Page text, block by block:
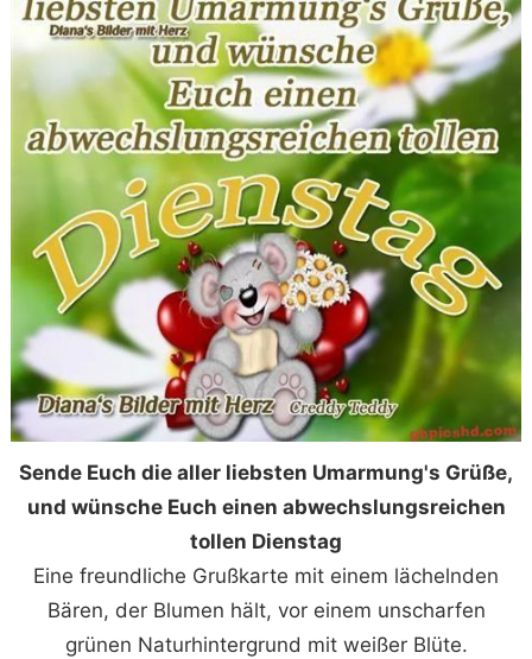
Sende Euch die aller liebsten Umarmung's Grüße,
und wünsche Euch einen abwechslungsreichen
tollen Dienstag
Eine freundliche Grußkarte mit einem lächelnden
Bären, der Blumen hält, vor einem unscharfen
grünen Naturhintergrund mit weißer Blüte.